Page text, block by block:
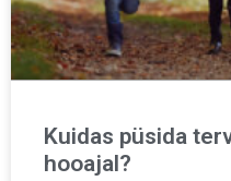
Kuidas püsida
hooajal?